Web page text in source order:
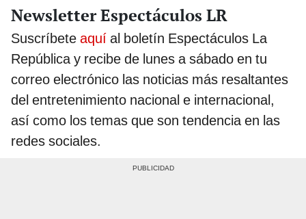
Newsletter Espectáculos LR
Suscríbete aquí al boletín Espectáculos La
República y recibe de lunes a sábado en tu
correo electrónico las noticias más resaltantes
del entretenimiento nacional e internacional,
así como los temas que son tendencia en las
redes sociales.